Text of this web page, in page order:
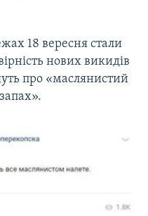
18 вересня стали
нових викидів
про «маслянистий